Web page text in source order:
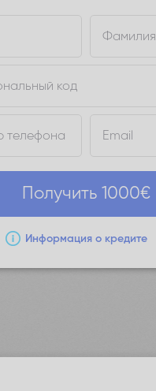
Фамилия
код
телефона Email
Получить 1000€
Информация о кредите